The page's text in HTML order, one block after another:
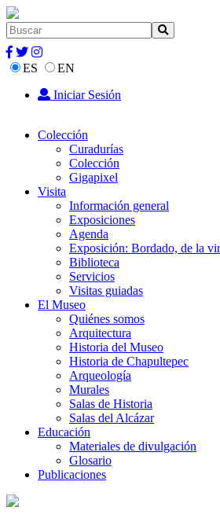
ES
EN
Iniciar Sesión
Colección
Curadurías
Colección
Gigapixel
Visita
Información general
Exposiciones
Agenda
Exposición: Bordado, de la
Biblioteca
Servicios
Visitas guiadas
El Museo
Quiénes somos
Arquitectura
Historia del Museo
Historia de Chapultepec
Arqueología
Murales
Salas de Historia
Salas del Alcázar
Educación
Materiales de divulgación
Glosario
Publicaciones